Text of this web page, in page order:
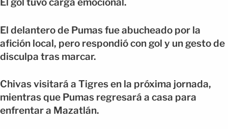
El gol tuvo carga emocional.
El delantero de Pumas fue abucheado por la
afición local, pero respondió con gol y un gesto de
disculpa tras marcar.
Chivas visitará a Tigres en la próxima jornada,
mientras que Pumas regresará a casa para
enfrentar a Mazatlán.